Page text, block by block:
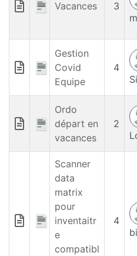
Vacances
3
Gestion
Covid
Equipe
4
Ordo
départ en
vacances
2
Scanner
data
matrix
pour
inventaitr
e
compatibl
4